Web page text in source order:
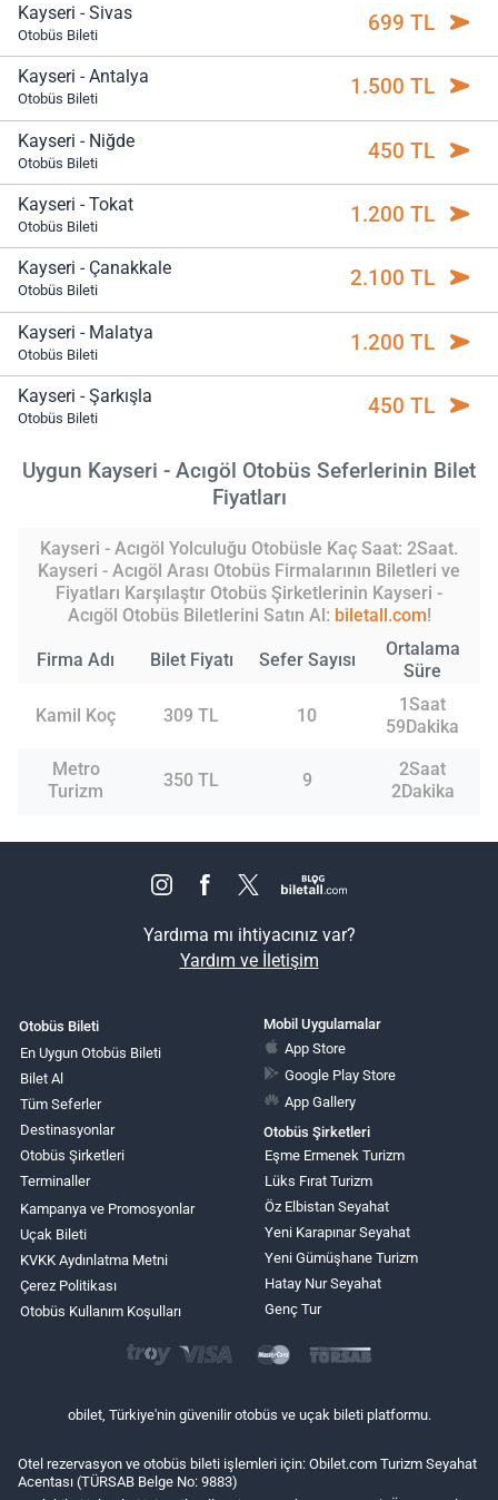
Kayseri - Sivas
Otobüs Bileti 699 TL
Kayseri - Antalya
Otobüs Bileti 1.500 TL
Kayseri - Niğde
Otobüs Bileti 450 TL
Kayseri - Tokat
Otobüs Bileti 1.200 TL
Kayseri - Çanakkale
Otobüs Bileti 2.100 TL
Kayseri - Malatya
Otobüs Bileti 1.200 TL
Kayseri - Şarkışla
Otobüs Bileti 450 TL
Uygun Kayseri - Acıgöl Otobüs Seferlerinin Bilet
Fiyatları
Kayseri - Acıgöl Yolculuğu Otobüsle Kaç Saat: 2Saat.
Kayseri - Acıgöl Arası Otobüs Firmalarının Biletleri ve
Fiyatları Karşılaştır Otobüs Şirketlerinin Kayseri -
Acıgöl Otobüs Biletlerini Satın Al: biletall.com!
Firma Adı Bilet Fiyatı Sefer Sayısı
Ortalama
Süre
Kamil Koç 309 TL 10
1Saat
59Dakika
Metro
Turizm
350 TL 9
2Saat
2Dakika
Yardıma mı ihtiyacınız var?
Yardım ve İletişim
Otobüs Bileti
En Uygun Otobüs Bileti
Bilet Al
Tüm Seferler
Destinasyonlar
Otobüs Şirketleri
Terminaller
Kampanya ve Promosyonlar
Uçak Bileti
KVKK Aydınlatma Metni
Çerez Politikası
Otobüs Kullanım Koşulları
Mobil Uygulamalar
App Store
Google Play Store
App Gallery
Otobüs Şirketleri
Eşme Ermenek Turizm
Lüks Fırat Turizm
Öz Elbistan Seyahat
Yeni Karapınar Seyahat
Yeni Gümüşhane Turizm
Hatay Nur Seyahat
Genç Tur
obilet, Türkiye'nin güvenilir otobüs ve uçak bileti platformu.
Otel rezervasyon ve otobüs bileti işlemleri için: Obilet.com Turizm Seyahat
Acentası (TÜRSAB Belge No: 9883)